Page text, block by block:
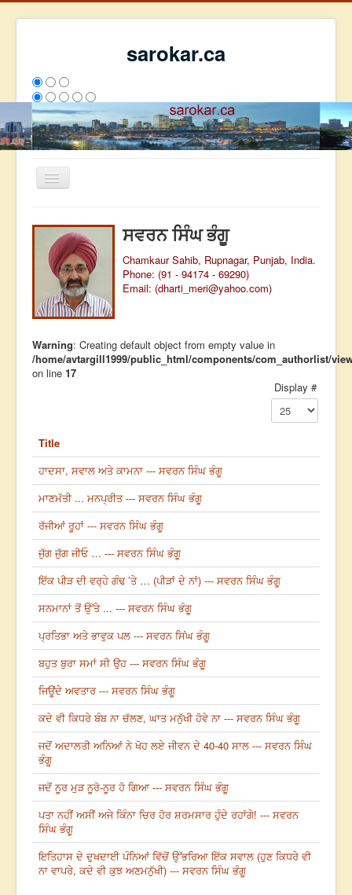
sarokar.ca
Toggle
ਰਚਨਾਵਾਂ
ਸਰੋਕਾਰ ਦੇ ਲੇਖਕ
ਸੰਪਰਕ
We have 235 guests and no members online
2801933
ਇਸ ਹਫਤੇ29367 ਇਸ ਮਹੀਨੇ
ਸਵਰਨ ਸਿੰਘ ਭੰਗੂ
Chamkaur Sahib, Rupnagar, Punjab, India.
Phone: (91 - 94174 - 69290)
Email: (dharti_meri@yahoo.com)
Warning: Creating default object from empty value in
/home/avtargill1999/public_html/components/com_authorlist/
on line 17
Display #
Title
ਹਾਦਸਾ, ਸਵਾਲ ਅਤੇ ਕਾਮਨਾ --- ਸਵਰਨ ਸਿੰਘ ਭੰਗੂ
ਮਾਣਮੱਤੀ ... ਮਨਪ੍ਰੀਤ --- ਸਵਰਨ ਸਿੰਘ ਭੰਗੂ
ਰੱਜੀਆਂ ਰੂਹਾਂ --- ਸਵਰਨ ਸਿੰਘ ਭੰਗੂ
ਜੁੱਗ ਜੁੱਗ ਜੀਓ … --- ਸਵਰਨ ਸਿੰਘ ਭੰਗੂ
ਇੱਕ ਪੀੜ ਦੀ ਵਰ੍ਹੇ ਗੰਢ ’ਤੇ … (ਪੀੜਾਂ ਦੇ ਨਾਂ) --- ਸਵਰਨ ਸਿੰਘ ਭੰਗੂ
ਸਨਮਾਨਾਂ ਤੋਂ ਉੱਤੇ ... --- ਸਵਰਨ ਸਿੰਘ ਭੰਗੂ
ਪ੍ਰਤਿਭਾ ਅਤੇ ਭਾਵੁਕ ਪਲ --- ਸਵਰਨ ਸਿਂਘ ਭੰਗੂ
ਬਹੁਤ ਬੁਰਾ ਸਮਾਂ ਸੀ ਉਹ --- ਸਵਰਨ ਸਿੰਘ ਭੰਗੂ
ਜਿਊਂਦੇ ਅਵਤਾਰ --- ਸਵਰਨ ਸਿੰਘ ਭੰਗੂ
ਕਦੇ ਵੀ ਕਿਧਰੇ ਬੰਬ ਨਾ ਚੱਲਣ, ਘਾਤ ਮਨੁੱਖੀ ਹੋਵੇ ਨਾ --- ਸਵਰਨ ਸਿੰਘ ਭੰਗੂ
ਜਦੋਂ ਅਦਾਲਤੀ ਅਨਿਆਂ ਨੇ ਖੋਹ ਲਏ ਜੀਵਨ ਦੇ 40-40 ਸਾਲ --- ਸਵਰਨ ਸਿੰਘ
ਭੰਗੂ
ਜਦੋਂ ਨੂਰ ਮੁੜ ਨੂਰੋ-ਨੂਰ ਹੋ ਗਿਆ --- ਸਵਰਨ ਸਿੰਘ ਭੰਗੂ
ਪਤਾ ਨਹੀਂ ਅਸੀਂ ਅਜੇ ਕਿੰਨਾ ਚਿਰ ਹੋਰ ਸ਼ਰਮਸਾਰ ਹੁੰਦੇ ਰਹਾਂਗੇ! --- ਸਵਰਨ
ਸਿੰਘ ਭੰਗੂ
ਇਤਿਹਾਸ ਦੇ ਦੁਖਦਾਈ ਪੰਨਿਆਂ ਵਿੱਚੋਂ ਉੱਭਰਿਆ ਇੱਕ ਸਵਾਲ (ਹੁਣ ਕਿਧਰੇ ਵੀ
ਨਾ ਵਾਪਰੇ, ਕਦੇ ਵੀ ਕੁਝ ਅਣਮਨੁੱਖੀ) --- ਸਵਰਨ ਸਿੰਘ ਭੰਗੂ